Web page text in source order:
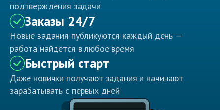
подтверждения задачи
Заказы 24/7
Новые задания публикуются каждый день —
работа найдётся в любое время
Быстрый старт
Даже новички получают задания и начинают
зарабатывать с первых дней